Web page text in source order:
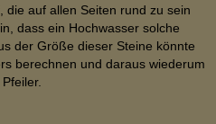
auf allen Seiten rund zu sein
dass ein Hochwasser solche
der Größe dieser Steine könnte
berechnen und daraus wiederum